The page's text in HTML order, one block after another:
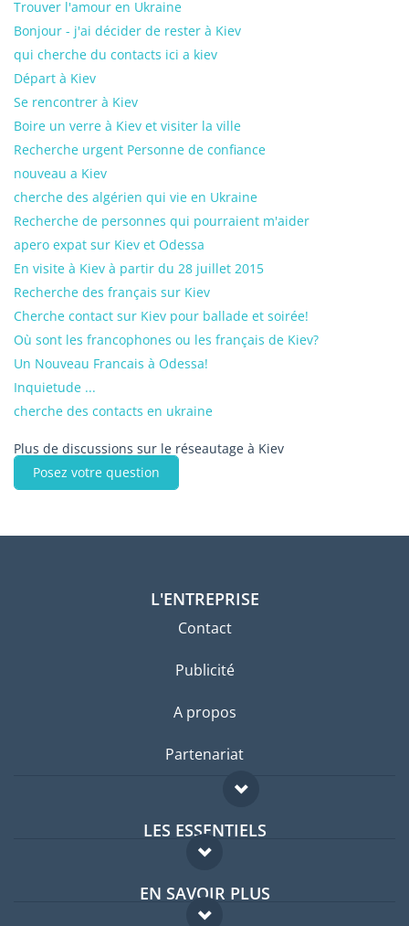
Trouver l'amour en Ukraine
Bonjour - j'ai décider de rester à Kiev
qui cherche du contacts ici a kiev
Départ à Kiev
Se rencontrer à Kiev
Boire un verre à Kiev et visiter la ville
Recherche urgent Personne de confiance
nouveau a Kiev
cherche des algérien qui vie en Ukraine
Recherche de personnes qui pourraient m'aider
apero expat sur Kiev et Odessa
En visite à Kiev à partir du 28 juillet 2015
Recherche des français sur Kiev
Cherche contact sur Kiev pour ballade et soirée!
Où sont les francophones ou les français de Kiev?
Un Nouveau Francais à Odessa!
Inquietude ...
cherche des contacts en ukraine
Plus de discussions sur le réseautage à Kiev
Posez votre question
L'ENTREPRISE
Contact
Publicité
A propos
Partenariat
LES ESSENTIELS
Forum expatriés
Guides pays
EN SAVOIR PLUS